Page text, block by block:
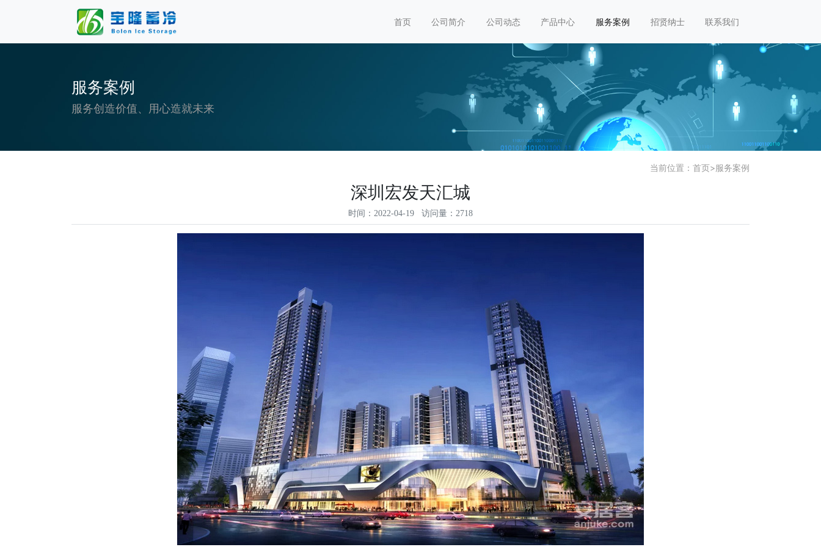
首页 公司简介 公司动态 产品中心 服务案例 招贤纳士 联系我们
服务案例
服务创造价值、用心造就未来
当前位置： 首页>服务案例
深圳宏发天汇城
时间：2022-04-19 访问量：2718